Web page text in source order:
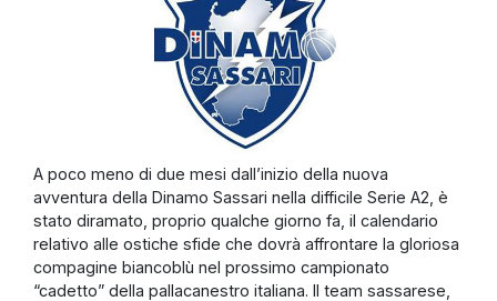
A poco meno di due mesi dall’inizio della nuova
avventura della Dinamo Sassari nella difficile Serie A2, è
stato diramato, proprio qualche giorno fa, il calendario
relativo alle ostiche sfide che dovrà affrontare la gloriosa
compagine biancoblù nel prossimo campionato
“cadetto” della pallacanestro italiana. Il team sassarese,